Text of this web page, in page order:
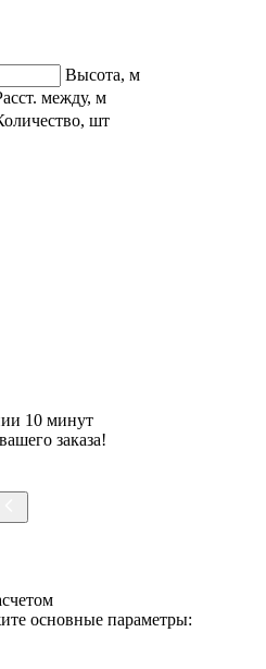
Высота, м
между, м
шт
10 минут
заказа!
основные параметры: